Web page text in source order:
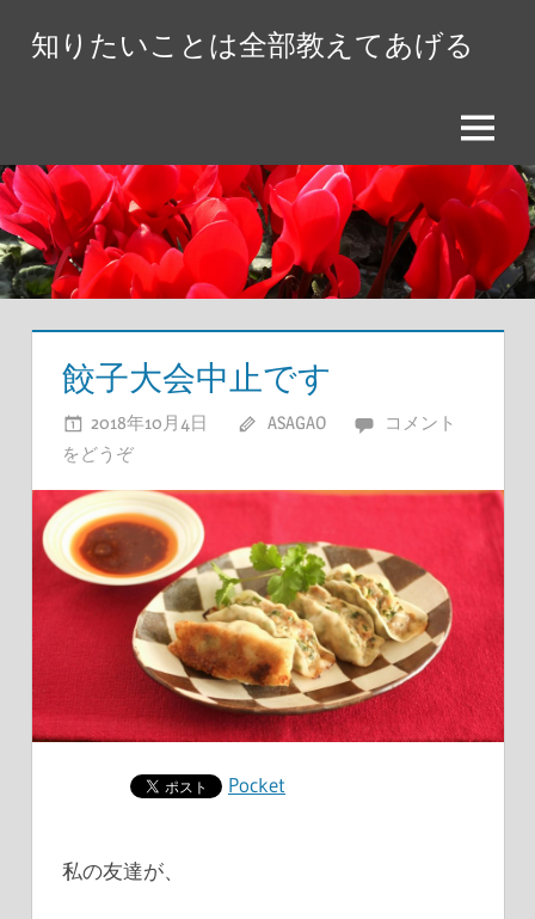
へ
ス
キ
ッ
知りたいことは全部教えてあげる
メ
ニ
ュ
ー
餃子大会中止です
2018年10月4日 ASAGAO
コメント
をどうぞ
Pocket
私の友達が、